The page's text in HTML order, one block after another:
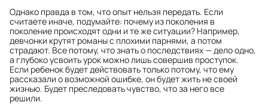
Однако правда в том, что опыт нельзя передать. Если
считаете иначе, подумайте: почему из поколения в
поколение происходят одни и те же ситуации? Например,
девчонки крутят романы с плохими парнями, а потом
страдают. Все потому, что знать о последствиях — дело одно,
а глубоко усвоить урок можно лишь совершив проступок.
Если ребенок будет действовать только потому, что ему
рассказали о возможной ошибке, он будет жить не своей
жизнью. Будет преследовать чувство, что за него все
решили.